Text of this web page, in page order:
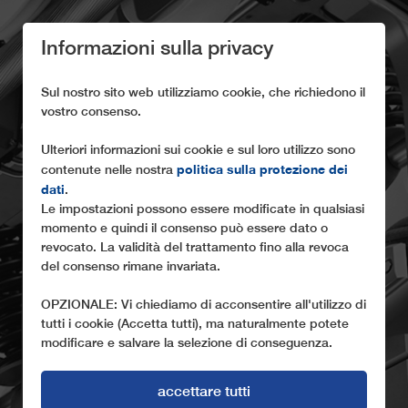
IL CARRELLO 3S DI
LEITNER
Informazioni sulla privacy
Sul nostro sito web utilizziamo cookie, che richiedono il
vostro consenso.
Ulteriori informazioni sui cookie e sul loro utilizzo sono
contenute nelle nostra politica sulla protezione dei
dati.
Le impostazioni possono essere modificate in qualsiasi
momento e quindi il consenso può essere dato o
revocato. La validità del trattamento fino alla revoca
del consenso rimane invariata.
OPZIONALE: Vi chiediamo di acconsentire all'utilizzo di
tutti i cookie (Accetta tutti), ma naturalmente potete
modificare e salvare la selezione di conseguenza.
accettare tutti